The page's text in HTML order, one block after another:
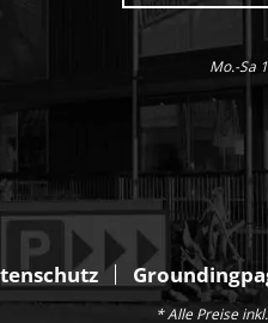
Mo.-Sa
* Alle Preise